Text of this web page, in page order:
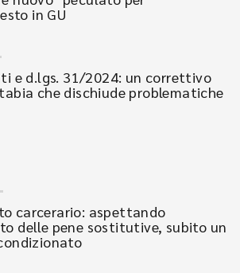
in GU
e d.lgs. 31/2024: un correttivo
che dischiude problematiche
carcerario: aspettando
delle pene sostitutive, subito un